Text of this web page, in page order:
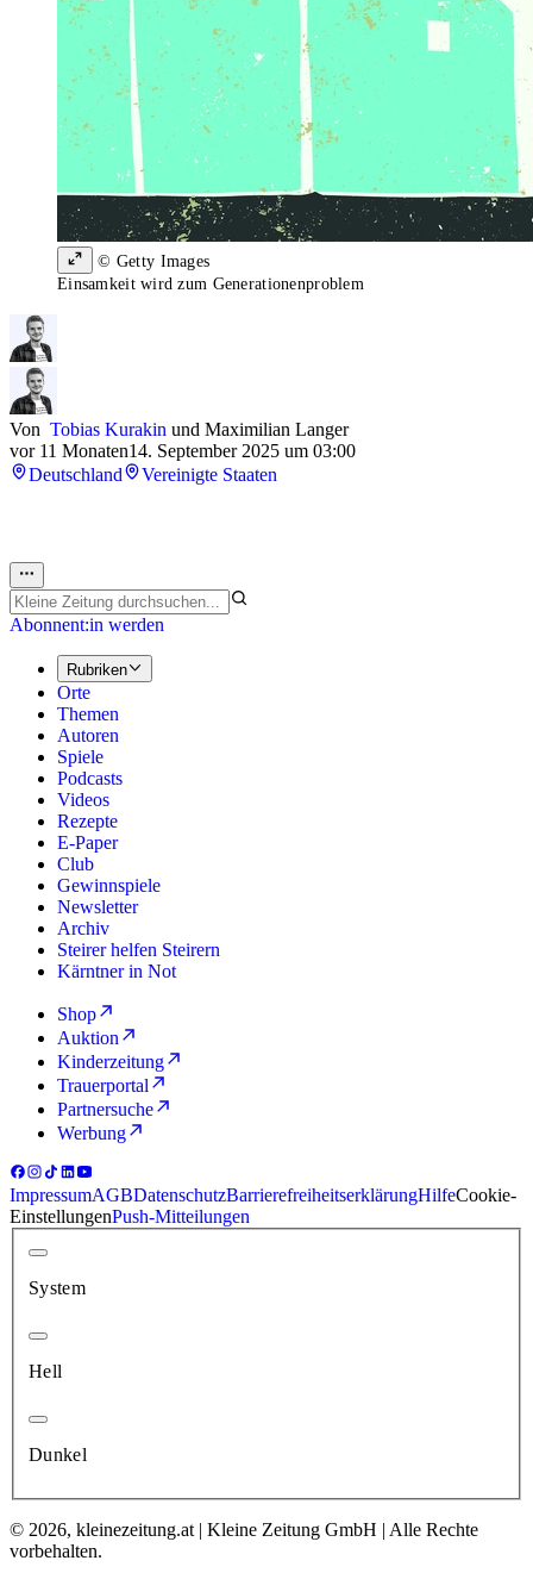
© Getty Images
Einsamkeit wird zum Generationenproblem
Von Tobias Kurakin und Maximilian Langer
vor 11 Monaten14. September 2025 um 03:00
Deutschland
Vereinigte Staaten
Abonnent:in werden
Rubriken
Orte
Themen
Autoren
Spiele
Podcasts
Videos
Rezepte
E-Paper
Club
Gewinnspiele
Newsletter
Archiv
Steirer helfen Steirern
Kärntner in Not
Shop
Auktion
Kinderzeitung
Trauerportal
Partnersuche
Werbung
ImpressumAGBDatenschutzBarrierefreiheitserklärungHilfeCookie-
EinstellungenPush-Mitteilungen
System
Hell
Dunkel
© 2026, kleinezeitung.at | Kleine Zeitung GmbH | Alle Rechte
vorbehalten.